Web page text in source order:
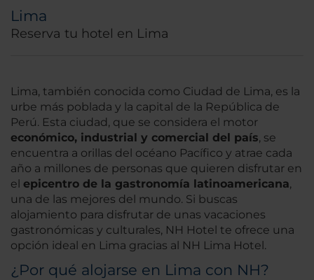
Lima
Reserva tu hotel en Lima
Lima, también conocida como Ciudad de Lima, es la
urbe más poblada y la capital de la República de
Perú. Esta ciudad, que se considera el motor
económico, industrial y comercial del país, se
encuentra a orillas del océano Pacífico y atrae cada
año a millones de personas que quieren disfrutar en
el epicentro de la gastronomía latinoamericana,
una de las mejores del mundo. Si buscas
alojamiento para disfrutar de unas vacaciones
gastronómicas y culturales, NH Hotel te ofrece una
opción ideal en Lima gracias al NH Lima Hotel.
¿Por qué alojarse en Lima con NH?